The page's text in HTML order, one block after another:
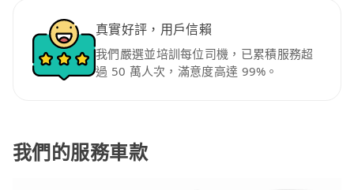
真實好評，用戶信賴
我們嚴選並培訓每位司機，已累積服務超
過 50 萬人次，滿意度高達 99%。
我們的服務車款